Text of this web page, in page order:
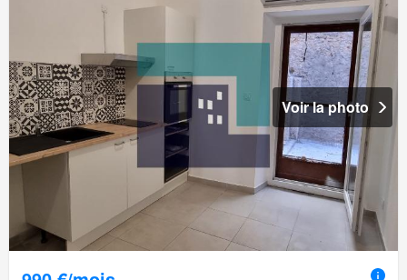
Voir la photo